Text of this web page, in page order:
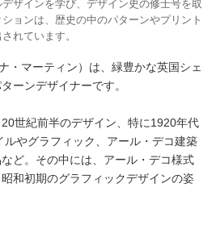
ザインを学び、デザイン史の修士号を取
ョンは、歴史の中のパターンやプリント
れています。
・マーティン）は、緑豊かな英国シェ
ーンデザイナーです。
世紀前半のデザイン、特に1920年代
やグラフィック、アール・デコ建築
ど。その中には、アール・デコ様式
和初期のグラフィックデザインの姿